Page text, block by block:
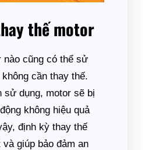
thế motor
nào cũng có thể sử
cần thay thế.
sử dụng, motor sẽ bị
không hiệu quả
định kỳ thay thế
giúp bảo đảm an